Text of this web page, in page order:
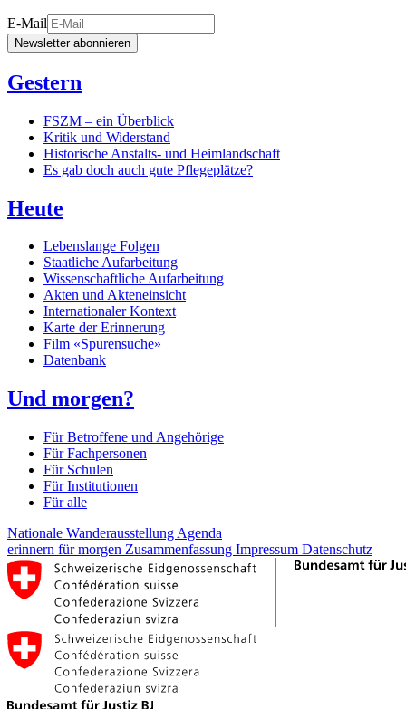
E-Mail
Newsletter abonnieren
Gestern
FSZM – ein Überblick
Kritik und Widerstand
Historische Anstalts- und Heimlandschaft
Es gab doch auch gute Pflegeplätze?
Heute
Lebenslange Folgen
Staatliche Aufarbeitung
Wissenschaftliche Aufarbeitung
Akten und Akteneinsicht
Internationaler Kontext
Karte der Erinnerung
Film «Spurensuche»
Datenbank
Und morgen?
Für Betroffene und Angehörige
Für Fachpersonen
Für Schulen
Für Institutionen
Für alle
Nationale Wanderausstellung Agenda
erinnern für morgen Zusammenfassung Impressum Datenschutz